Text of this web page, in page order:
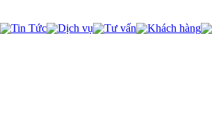
Tin Tức Dịch vụ Tư vấn Khách hàng